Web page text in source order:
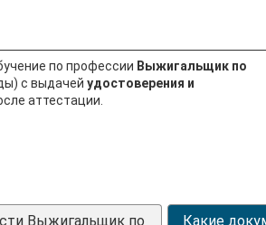
по профессии Выжигальщик по
с выдачей удостоверения и
аттестации.
Выжигальщик по
Какие